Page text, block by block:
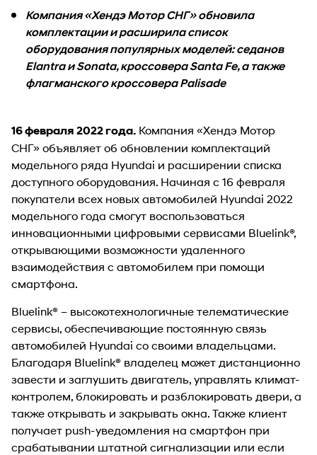
Компания «Хендэ Мотор СНГ» обновила
комплектации и расширила список
оборудования популярных моделей: седанов
Elantra и Sonata, кроссовера Santa Fe, а также
флагманского кроссовера Palisade
16 февраля 2022 года. Компания «Хендэ Мотор
СНГ» объявляет об обновлении комплектаций
модельного ряда Hyundai и расширении списка
доступного оборудования. Начиная с 16 февраля
покупатели всех новых автомобилей Hyundai 2022
модельного года смогут воспользоваться
инновационными цифровыми сервисами Bluelink®,
открывающими возможности удаленного
взаимодействия с автомобилем при помощи
смартфона.
Bluelink® – высокотехнологичные телематические
сервисы, обеспечивающие постоянную связь
автомобилей Hyundai со своими владельцами.
Благодаря Bluelink® владелец может дистанционно
завести и заглушить двигатель, управлять климат-
контролем, блокировать и разблокировать двери, а
также открывать и закрывать окна. Также клиент
получает push-уведомления на смартфон при
срабатывании штатной сигнализации или если